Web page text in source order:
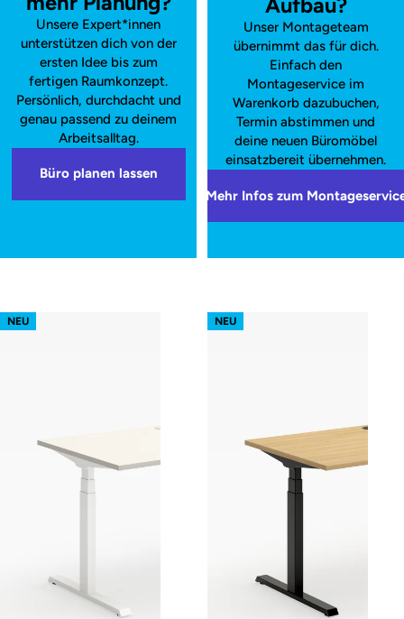
Unsere Expert*innen
unterstützen dich von der
ersten Idee bis zum
fertigen Raumkonzept.
Persönlich, durchdacht und
genau passend zu deinem
Arbeitsalltag.
Büro planen lassen
Unser Montageteam
übernimmt das für dich.
Einfach den
Montageservice im
Warenkorb dazubuchen,
Termin abstimmen und
deine neuen Büromöbel
einsatzbereit übernehmen.
Mehr Infos zum
s52 focus – Gestell Weiß (glatt)
NEU s52 focus – Gestell Schwarz (glatt)
NEU